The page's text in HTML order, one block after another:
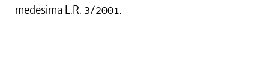
medesima L.R. 3/2001.